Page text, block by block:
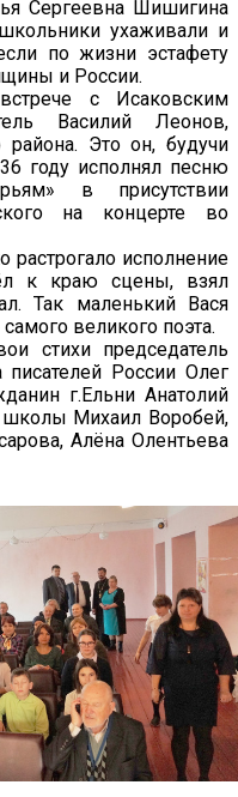
Сергеевна Шишигина
ухаживали и
по жизни эстафету
и России.
с Исаковским
Василий Леонов,
Это он, будучи
году исполнял песню
в присутствии
на концерте во
растрогало исполнение
к краю сцены, взял
Так маленький Вася
великого поэта.
стихи председатель
России Олег
г.Ельни Анатолий
школы Михаил Воробей,
Алёна Олентьева